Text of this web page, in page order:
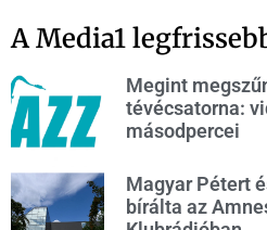
A Media1
Megint
tévécsatorna:
másodpercei
Magyar Pétert
bírálta az